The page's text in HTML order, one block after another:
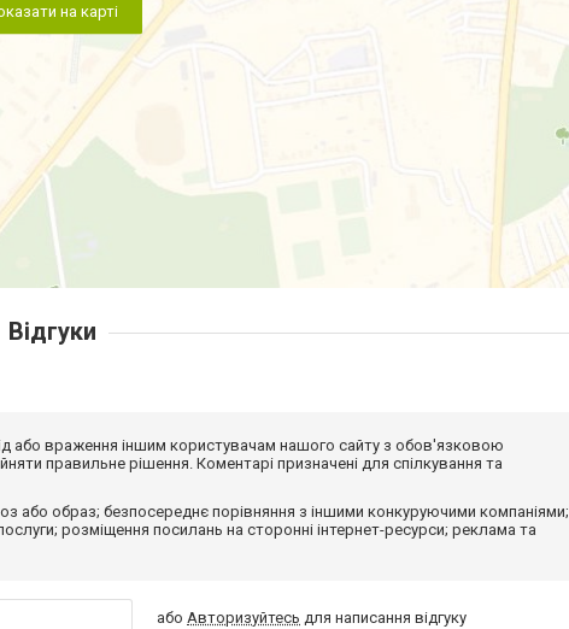
на карті
Відгуки
або враження іншим користувачам нашого сайту з обов'язковою
правильне рішення. Коментарі призначені для спілкування та
або образ; безпосереднє порівняння з іншими конкуруючими компаніями;
розміщення посилань на сторонні інтернет-ресурси; реклама та
абоАвторизуйтесь для написання відгуку